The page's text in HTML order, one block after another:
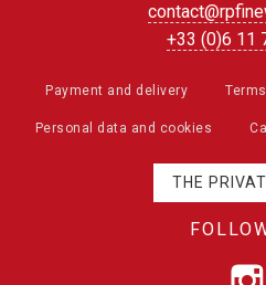
+33 (0)6 11
Payment and delivery
Personal data and cookies
THE